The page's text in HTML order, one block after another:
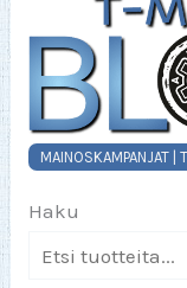
MAINOSKAMPANJAT |
Haku